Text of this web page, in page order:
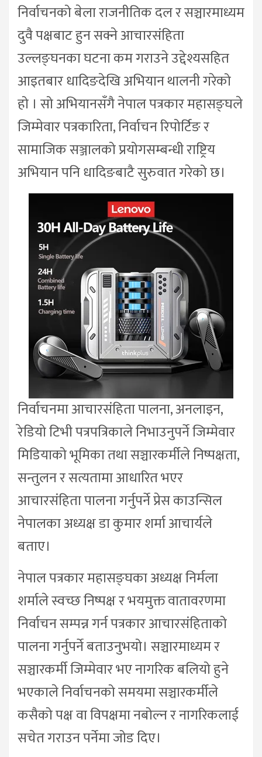
निर्वाचनको बेला राजनीतिक दल र सञ्चारमाध्यम
दुवै पक्षबाट हुन सक्ने आचारसंहिता
उल्लङ्घनका घटना कम गराउने उद्देश्यसहित
आइतबार धादिङदेखि अभियान थालनी गरेको
हो । सो अभियानसँगै नेपाल पत्रकार महासङ्घले
जिम्मेवार पत्रकारिता, निर्वाचन रिपोर्टिङ र
सामाजिक सञ्जालको प्रयोगसम्बन्धी राष्ट्रिय
अभियान पनि धादिङबाटै सुरुवात गरेको छ।
निर्वाचनमा आचारसंहिता पालना, अनलाइन,
रेडियो टिभी पत्रपत्रिकाले निभाउनुपर्ने जिम्मेवार
मिडियाको भूमिका तथा सञ्चारकर्मीले निष्पक्षता,
सन्तुलन र सत्यतामा आधारित भएर
आचारसंहिता पालना गर्नुपर्ने प्रेस काउन्सिल
नेपालका अध्यक्ष डा कुमार शर्मा आचार्यले
बताए।
नेपाल पत्रकार महासङ्घका अध्यक्ष निर्मला
शर्माले स्वच्छ निष्पक्ष र भयमुक्त वातावरणमा
निर्वाचन सम्पन्न गर्न पत्रकार आचारसंहिताको
पालना गर्नुपर्ने बताउनुभयो। सञ्चारमाध्यम र
सञ्चारकर्मी जिम्मेवार भए नागरिक बलियो हुने
भएकाले निर्वाचनको समयमा सञ्चारकर्मीले
कसैको पक्ष वा विपक्षमा नबोल्न र नागरिकलाई
सचेत गराउन पर्नेमा जोड दिए।